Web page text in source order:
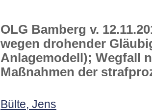
OLG Bamberg v.
wegen drohender
Anlagemodell); Wegfall
Maßnahmen der
Bülte, Jens